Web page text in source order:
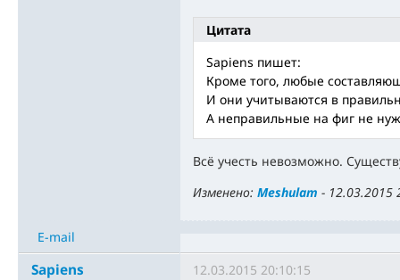
Цитата
Sapiens пишет:
Кроме того, любые
И они учитываются в
А неправильные на фиг не
Всё учесть невозможно.
Изменено: Meshulam - 12.03.2015
E-mail
Sapiens 12.03.2015 20:10:15